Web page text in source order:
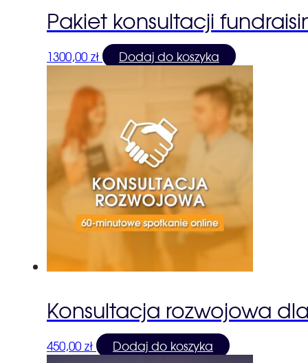
Pakiet konsultacji
1300,00 zł Dodaj do koszyka
Konsultacja rozwojowa
450,00 zł Dodaj do koszyka